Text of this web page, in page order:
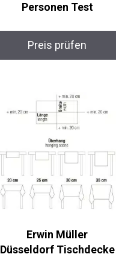
Personen Test
Preis prüfen
Erwin Müller
Düsseldorf Tischdecke